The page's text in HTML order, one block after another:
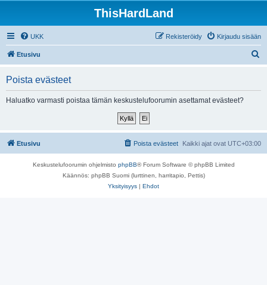
ThisHardLand
UKK Kirjaudu sisään
Rekisteröidy
Etusivu
Poista evästeet
Haluatko varmasti poistaa tämän keskustelufoorumin asettamat evästeet?
Etusivu Kaikki ajat ovat UTC+03:00
Poista evästeet
Keskustelufoorumin ohjelmisto phpBB® Forum Software © phpBB Limited
Käännös: phpBB Suomi (lurttinen, harritapio, Pettis)
Yksityisyys | Ehdot